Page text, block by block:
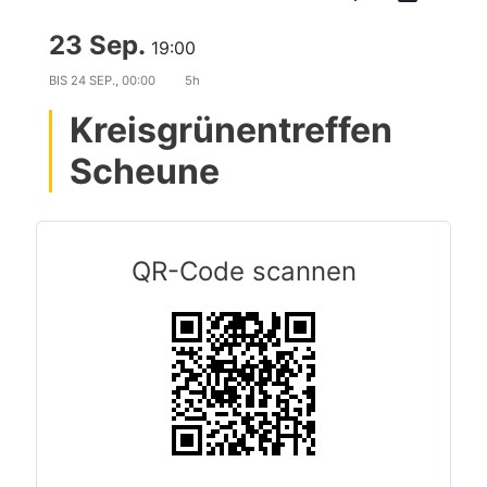
23 Sep. 19:00
BIS 24 SEP., 00:00 5h
Kreisgrünentreffen
Scheune
QR-Code scannen